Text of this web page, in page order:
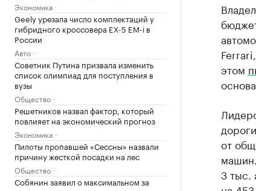
Экономика
Geely урезала число комплектаций у
гибридного кроссовера EX-5 EM-i в
России
Авто
Советник Путина призвала изменить
список олимпиад для поступления в
вузы
Общество
Решетников назвал фактор, который
повлияет на экономический прогноз
Экономика
Пилоты пропавшей «Сессны» назвали
причину жесткой посадки на лес
Общество
Собянин заявил о максимальном за
этом
от
3 тыс.